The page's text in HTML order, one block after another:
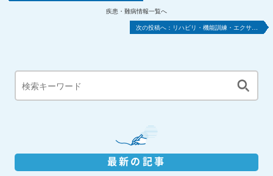
疾患・難病情報一覧へ
リハビリ・機能訓練・エクサ…
最新の記事